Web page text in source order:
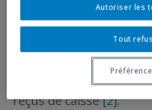
Elles peuvent, par
de la consommation
d’eau
entrent également
pores de peau lors
produits qui
reçus de caisse[2].
Tout
Autoriser les